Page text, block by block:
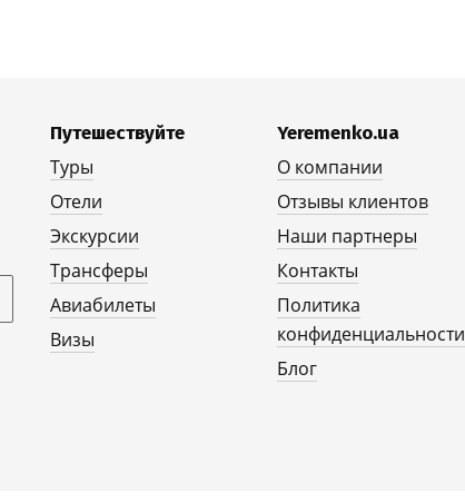
Путешествуйте
Туры
Отели
Экскурсии
Трансферы
Авиабилеты
Визы
Yeremenko.ua
О компании
Отзывы клиентов
Наши партнеры
Контакты
Политика
конфиденциальности
Блог